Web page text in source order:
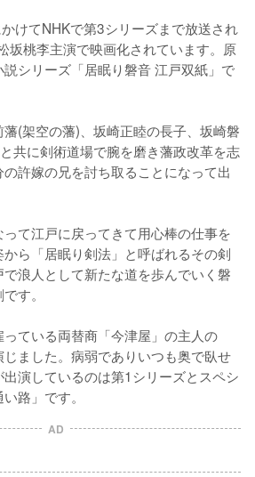
けてNHKで第3シリーズまで放送され
坂桃李主演で映画化されています。原
シリーズ「居眠り磐音 江戸双紙」で
(架空の藩)、坂崎正睦の長子、坂崎磐
共に剣術道場で腕を磨き藩政改革を志
許嫁の兄を討ち取ることになって出
て江戸に戻ってきて用心棒の仕事を
ら「居眠り剣法」と呼ばれるその剣
浪人として新たな道を歩んでいく磐
す。
ている両替商「今津屋」の主人の
ました。病弱でありいつも奥で臥せ
演しているのは第1シリーズとスペシ
路」です。
AD